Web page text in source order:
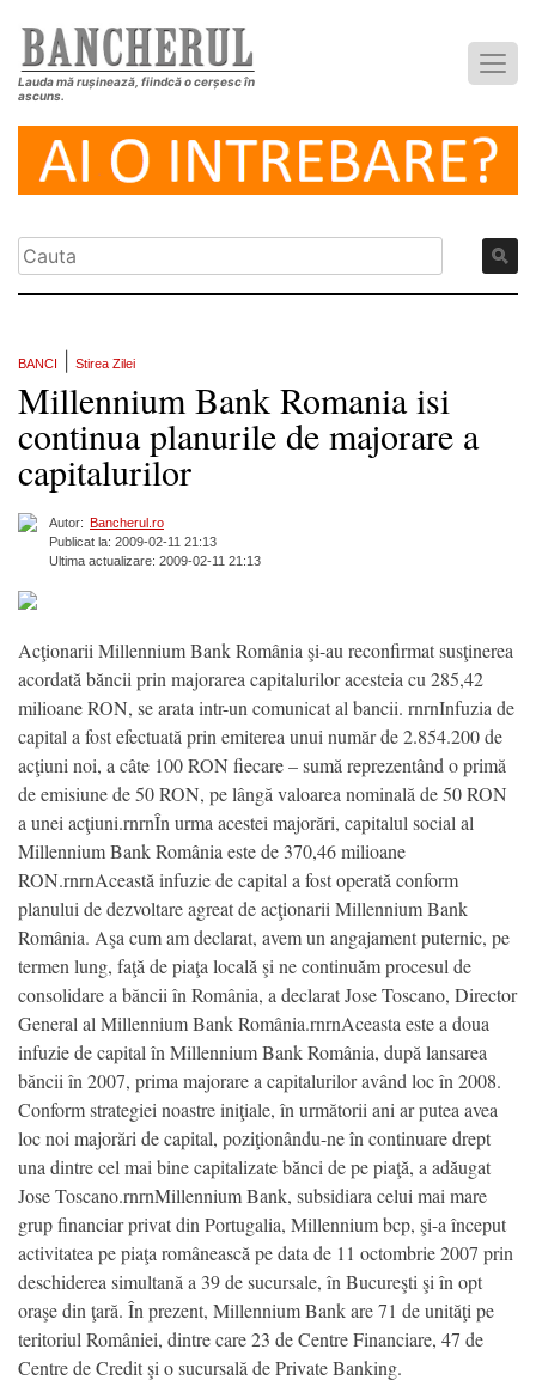
Lauda mă rușinează, fiindcă o cerșesc în
ascuns.
BANCI Stirea Zilei
Millennium Bank Romania isi
continua planurile de majorare a
capitalurilor
Autor: Bancherul.ro
Publicat la: 2009-02-11 21:13
Ultima actualizare: 2009-02-11 21:13
Acţionarii Millennium Bank România şi-au reconfirmat susţinerea
acordată băncii prin majorarea capitalurilor acesteia cu 285,42
milioane RON, se arata intr-un comunicat al bancii. rnrnInfuzia de
capital a fost efectuată prin emiterea unui număr de 2.854.200 de
acţiuni noi, a câte 100 RON fiecare – sumă reprezentând o primă
de emisiune de 50 RON, pe lângă valoarea nominală de 50 RON
a unei acţiuni.rnrnÎn urma acestei majorări, capitalul social al
Millennium Bank România este de 370,46 milioane
RON.rnrnAceastă infuzie de capital a fost operată conform
planului de dezvoltare agreat de acţionarii Millennium Bank
România. Aşa cum am declarat, avem un angajament puternic, pe
termen lung, faţă de piaţa locală şi ne continuăm procesul de
consolidare a băncii în România, a declarat Jose Toscano, Director
General al Millennium Bank România.rnrnAceasta este a doua
infuzie de capital în Millennium Bank România, după lansarea
băncii în 2007, prima majorare a capitalurilor având loc în 2008.
Conform strategiei noastre iniţiale, în următorii ani ar putea avea
loc noi majorări de capital, poziţionându-ne în continuare drept
una dintre cel mai bine capitalizate bănci de pe piaţă, a adăugat
Jose Toscano.rnrnMillennium Bank, subsidiara celui mai mare
grup financiar privat din Portugalia, Millennium bcp, şi-a început
activitatea pe piaţa românească pe data de 11 octombrie 2007 prin
deschiderea simultană a 39 de sucursale, în Bucureşti şi în opt
oraşe din ţară. În prezent, Millennium Bank are 71 de unităţi pe
teritoriul României, dintre care 23 de Centre Financiare, 47 de
Centre de Credit şi o sucursală de Private Banking.